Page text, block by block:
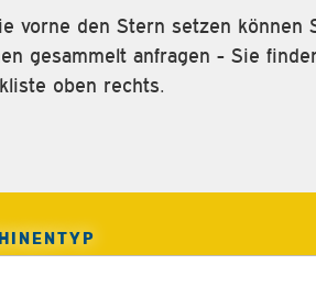
vorne den Stern setzen
gesammelt anfragen - Sie
oben rechts.